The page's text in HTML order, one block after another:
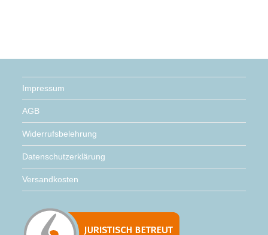
Impressum
AGB
Widerrufsbelehrung
Datenschutzerklärung
Versandkosten